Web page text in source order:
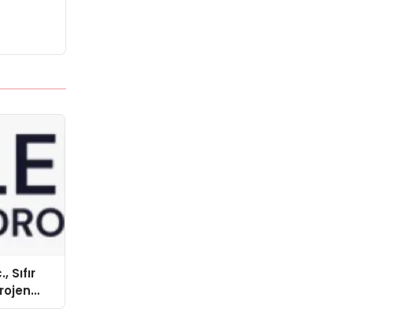
Sıfır
ve